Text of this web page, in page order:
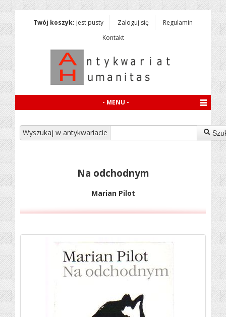
Twój koszyk: jest pusty Zaloguj się
Regulamin
Kontakt
- MENU -
Wyszukaj w antykwariacie
Na odchodnym
Marian Pilot